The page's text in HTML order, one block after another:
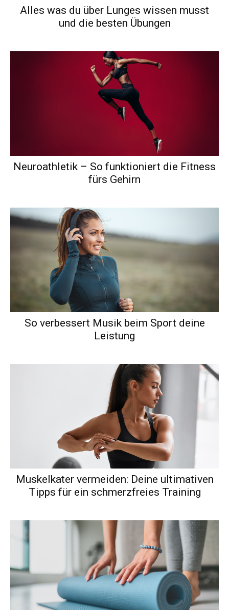
Alles was du über Lunges wissen musst
und die besten Übungen
Neuroathletik – So funktioniert die Fitness
fürs Gehirn
So verbessert Musik beim Sport deine
Leistung
Muskelkater vermeiden: Deine ultimativen
Tipps für ein schmerzfreies Training